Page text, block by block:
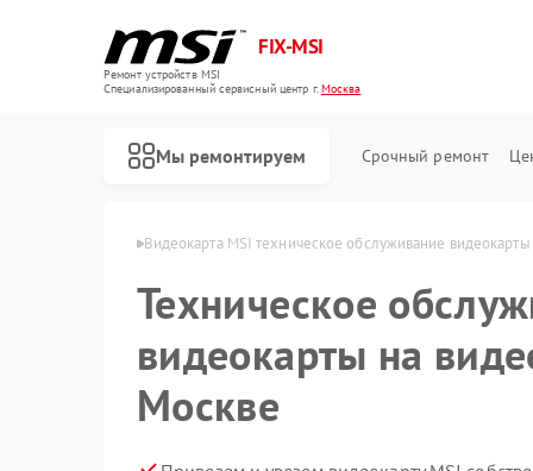
FIX-MSI
Ремонт устройств MSI
Специализированный cервисный центр г.Москва
Мы ремонтируем Срочный ремонт
Видеокарта MSI техническое обслуживание видеокарты
Техническое
видеокарты на
Москве